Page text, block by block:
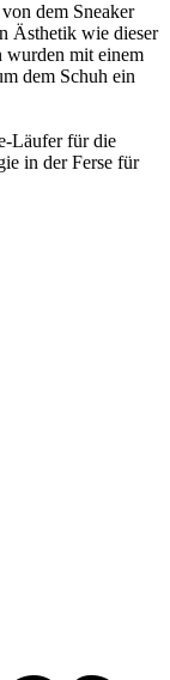
dem Sneaker
Ästhetik wie dieser
wurden mit einem
dem Schuh ein
Läufer für die
in der Ferse für